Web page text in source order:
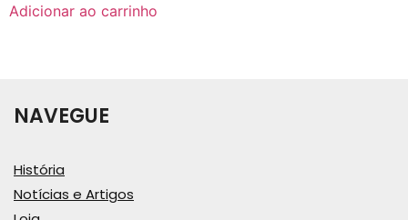
Adicionar ao carrinho
NAVEGUE
História
Notícias e Artigos